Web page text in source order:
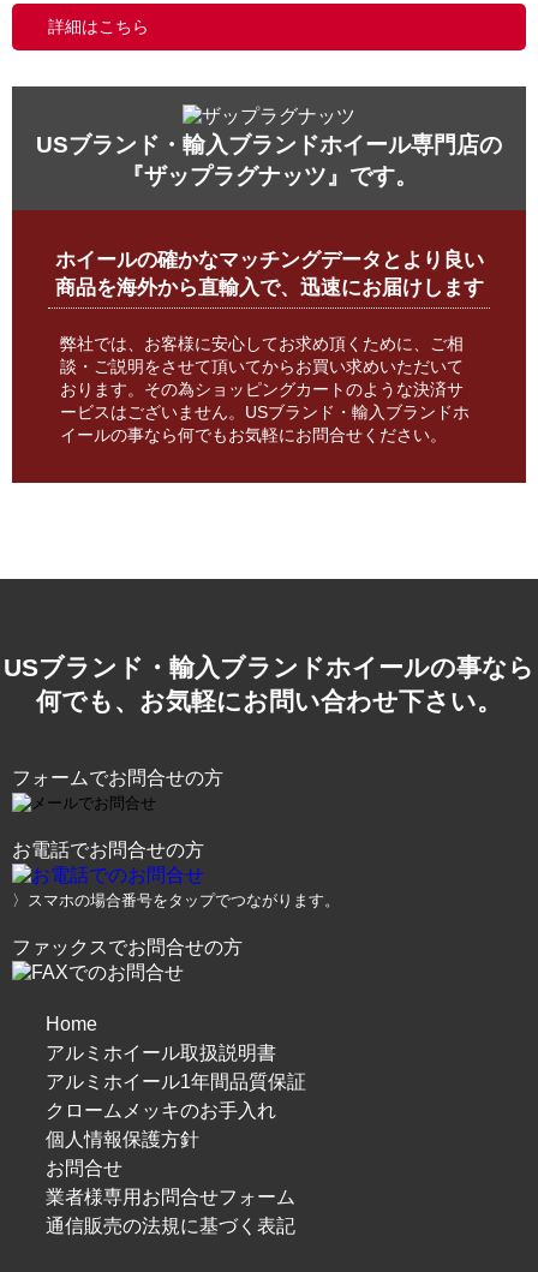
詳細はこちら
USブランド・輸入ブランドホイール専門店の
『ザップラグナッツ』です。
ホイールの確かなマッチングデータとより良い
商品を海外から直輸入で、迅速にお届けします
弊社では、お客様に安心してお求め頂くために、ご相
談・ご説明をさせて頂いてからお買い求めいただいて
おります。その為ショッピングカートのような決済サ
ービスはございません。USブランド・輸入ブランドホ
イールの事なら何でもお気軽にお問合せください。
USブランド・輸入ブランドホイールの事なら
何でも、お気軽にお問い合わせ下さい。
フォームでお問合せの方
お電話でお問合せの方
〉スマホの場合番号をタップでつながります。
ファックスでお問合せの方
Home
アルミホイール取扱説明書
アルミホイール1年間品質保証
クロームメッキのお手入れ
個人情報保護方針
お問合せ
業者様専用お問合せフォーム
通信販売の法規に基づく表記